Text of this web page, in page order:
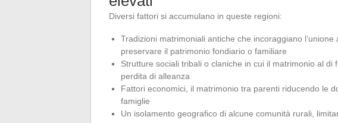
Diversi fattori si accumulano in queste regioni:
Tradizioni matrimoniali antiche che incoraggiano
preservare il patrimonio fondiario o familiare
Strutture sociali tribali o claniche in cui il matrimonio al
perdita di alleanza
Fattori economici, il matrimonio tra parenti riducendo le
famiglie
Un isolamento geografico di alcune comunità rurali,